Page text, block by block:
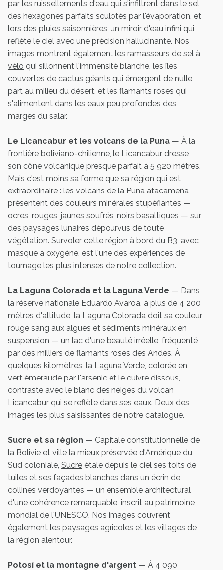
par les ruissellements d'eau qui s'infiltrent dans le sel,
des hexagones parfaits sculptés par l'évaporation, et
lors des pluies saisonnières, un miroir d'eau infini qui
reflète le ciel avec une précision hallucinante. Nos
images montrent également les ramasseurs de sel à
vélo qui sillonnent l'immensité blanche, les îles
couvertes de cactus géants qui émergent de nulle
part au milieu du désert, et les flamants roses qui
s'alimentent dans les eaux peu profondes des
marges du salar.
Le Licancabur et les volcans de la Puna — À la
frontière boliviano-chilienne, le Licancabur dresse
son cône volcanique presque parfait à 5 920 mètres.
Mais c'est moins sa forme que sa région qui est
extraordinaire : les volcans de la Puna atacameña
présentent des couleurs minérales stupéfiantes —
ocres, rouges, jaunes soufrés, noirs basaltiques — sur
des paysages lunaires dépourvus de toute
végétation. Survoler cette région à bord du B3, avec
masque à oxygène, est l'une des expériences de
tournage les plus intenses de notre collection.
La Laguna Colorada et la Laguna Verde — Dans
la réserve nationale Eduardo Avaroa, à plus de 4 200
mètres d'altitude, la Laguna Colorada doit sa couleur
rouge sang aux algues et sédiments minéraux en
suspension — un lac d'une beauté irréelle, fréquenté
par des milliers de flamants roses des Andes. À
quelques kilomètres, la Laguna Verde, colorée en
vert émeraude par l'arsenic et le cuivre dissous,
contraste avec le blanc des neiges du volcan
Licancabur qui se reflète dans ses eaux. Deux des
images les plus saisissantes de notre catalogue.
Sucre et sa région — Capitale constitutionnelle de
la Bolivie et ville la mieux préservée d'Amérique du
Sud coloniale, Sucre étale depuis le ciel ses toits de
tuiles et ses façades blanches dans un écrin de
collines verdoyantes — un ensemble architectural
d'une cohérence remarquable, inscrit au patrimoine
mondial de l'UNESCO. Nos images couvrent
également les paysages agricoles et les villages de
la région alentour.
Potosí et la montagne d'argent — À 4 090